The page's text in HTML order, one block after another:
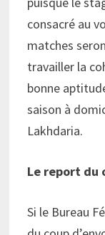
consacré au
matches
travailler la
bonne
saison à
Lakhdaria.
Le report du
Si le Bureau